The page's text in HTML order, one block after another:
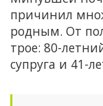
причинил
родным. От
трое: 80-
супруга и 41-